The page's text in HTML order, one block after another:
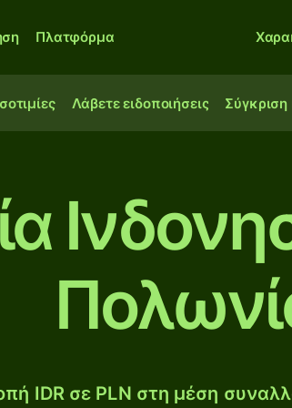
Πλατφόρμα
Λάβετε ειδοποιήσεις Σύγκριση
IDR σε PLN στη μέση